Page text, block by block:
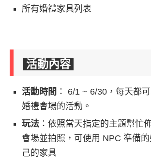
所有婚禮家具列表
活動內容
活動時間 ： 6/1 ~ 6/30，每天都
婚禮會場的活動。
玩法 ：依照當天指定的主題幫忙
會場並拍照，可使用 NPC 準備
己的家具